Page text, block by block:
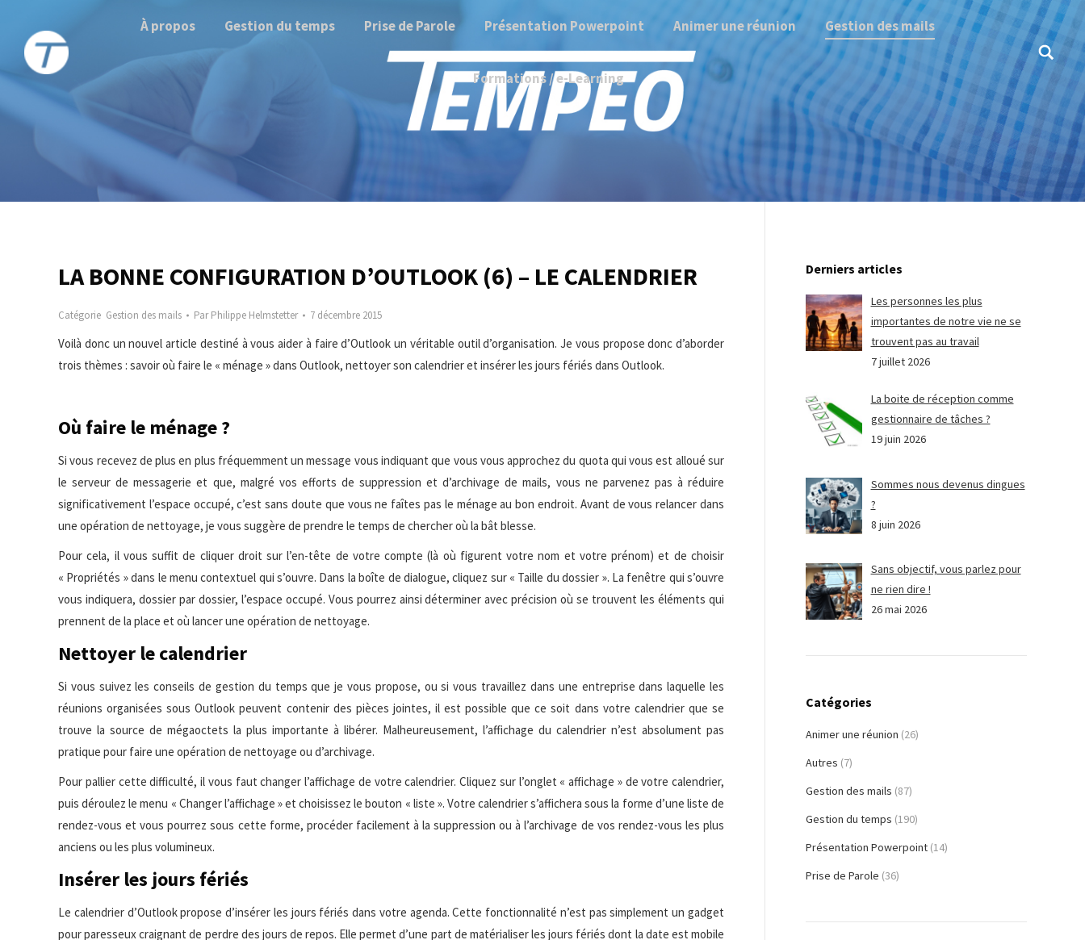
À propos Gestion du temps Prise de Parole Présentation Powerpoint Animer une réunion Gestion des mails
Formations / e-Learning
Search:
LA BONNE CONFIGURATION D’OUTLOOK (6) – LE CALENDRIER
Catégorie Gestion des mails ParPhilippe Helmstetter 7 décembre 2015
Voilà donc un nouvel article destiné à vous aider à faire d’Outlook un véritable outil d’organisation. Je vous propose donc d’aborder
trois thèmes : savoir où faire le « ménage » dans Outlook, nettoyer son calendrier et insérer les jours fériés dans Outlook.
Où faire le ménage ?
Si vous recevez de plus en plus fréquemment un message vous indiquant que vous vous approchez du quota qui vous est alloué sur
le serveur de messagerie et que, malgré vos efforts de suppression et d’archivage de mails, vous ne parvenez pas à réduire
significativement l’espace occupé, c’est sans doute que vous ne faîtes pas le ménage au bon endroit. Avant de vous relancer dans
une opération de nettoyage, je vous suggère de prendre le temps de chercher où la bât blesse.
Pour cela, il vous suffit de cliquer droit sur l’en-tête de votre compte (là où figurent votre nom et votre prénom) et de choisir
« Propriétés » dans le menu contextuel qui s’ouvre. Dans la boîte de dialogue, cliquez sur « Taille du dossier ». La fenêtre qui s’ouvre
vous indiquera, dossier par dossier, l’espace occupé. Vous pourrez ainsi déterminer avec précision où se trouvent les éléments qui
prennent de la place et où lancer une opération de nettoyage.
Nettoyer le calendrier
Si vous suivez les conseils de gestion du temps que je vous propose, ou si vous travaillez dans une entreprise dans laquelle les
réunions organisées sous Outlook peuvent contenir des pièces jointes, il est possible que ce soit dans votre calendrier que se
trouve la source de mégaoctets la plus importante à libérer. Malheureusement, l’affichage du calendrier n’est absolument pas
pratique pour faire une opération de nettoyage ou d’archivage.
Pour pallier cette difficulté, il vous faut changer l’affichage de votre calendrier. Cliquez sur l’onglet « affichage » de votre calendrier,
puis déroulez le menu « Changer l’affichage » et choisissez le bouton « liste ». Votre calendrier s’affichera sous la forme d’une liste de
rendez-vous et vous pourrez sous cette forme, procéder facilement à la suppression ou à l’archivage de vos rendez-vous les plus
anciens ou les plus volumineux.
Insérer les jours fériés
Le calendrier d’Outlook propose d’insérer les jours fériés dans votre agenda. Cette fonctionnalité n’est pas simplement un gadget
pour paresseux craignant de perdre des jours de repos. Elle permet d’une part de matérialiser les jours fériés dont la date est mobile
Derniers articles
Les personnes les plus
importantes de notre vie ne se
trouvent pas au travail
7 juillet 2026
La boite de réception comme
gestionnaire de tâches ?
19 juin 2026
Sommes nous devenus dingues
?
8 juin 2026
Sans objectif, vous parlez pour
ne rien dire !
26 mai 2026
Catégories
Animer une réunion (26)
Autres (7)
Gestion des mails (87)
Gestion du temps (190)
Présentation Powerpoint (14)
Prise de Parole (36)